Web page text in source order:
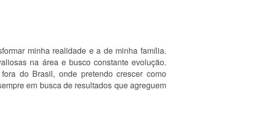
minha realidade e a de minha família.
na área e busco constante evolução.
do Brasil, onde pretendo crescer como
em busca de resultados que agreguem